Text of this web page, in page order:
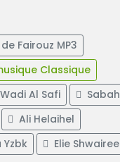
Fairouz MP3
Classique
Wadi Al Safi
Sabah
Ali Helaihel
Yzbk
Elie Shwairee